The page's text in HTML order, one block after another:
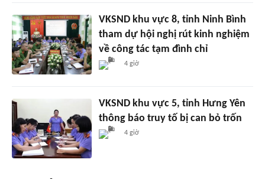
VKSND khu vực 8, tỉnh Ninh Bình
tham dự hội nghị rút kinh nghiệm
về công tác tạm đình chỉ
4 giờ
VKSND khu vực 5, tỉnh Hưng Yên
thông báo truy tố bị can bỏ trốn
4 giờ